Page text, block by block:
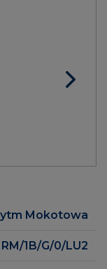
Mokotowa
RM/1B/G/0/LU2